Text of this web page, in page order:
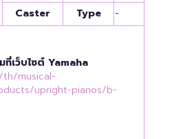
Caster Type -
ที่เว็บไซต์ Yamaha
musical-
upright-pianos/b-